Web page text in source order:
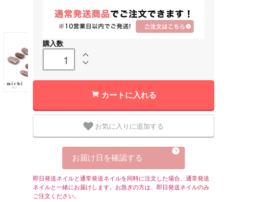
購入数
カートに入れる
お気に入りに追加する
お届け日を確認する
即日発送ネイルと通常発送ネイルを同時に注文した場合、通常発送
ネイルと一緒にお届けします。お急ぎの方は、即日発送ネイルのみ
ご注文ください。